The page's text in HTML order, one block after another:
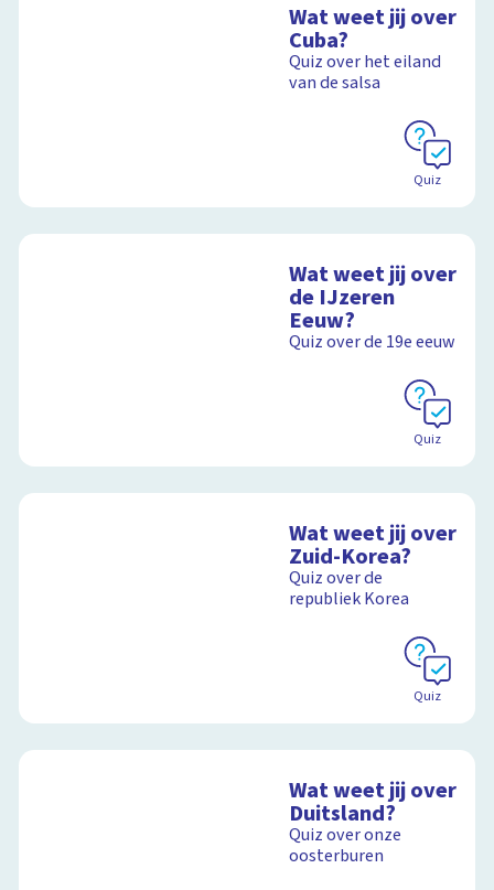
Wat weet jij over
Cuba?
Quiz over het eiland
van de salsa
Quiz
Wat weet jij over
de IJzeren
Eeuw?
Quiz over de 19e eeuw
Quiz
Wat weet jij over
Zuid-Korea?
Quiz over de
republiek Korea
Quiz
Wat weet jij over
Duitsland?
Quiz over onze
oosterburen